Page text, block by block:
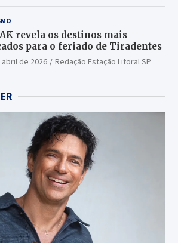
revela os destinos mais
para o feriado de Tiradentes
de 2026 Redação Estação Litoral SP